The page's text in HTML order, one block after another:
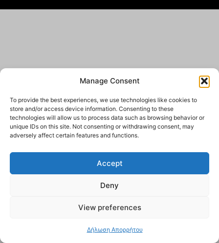
Manage Consent
To provide the best experiences, we use technologies like cookies to
store and/or access device information. Consenting to these
technologies will allow us to process data such as browsing behavior or
unique IDs on this site. Not consenting or withdrawing consent, may
adversely affect certain features and functions.
Accept
Deny
View preferences
Δήλωση Απορρήτου